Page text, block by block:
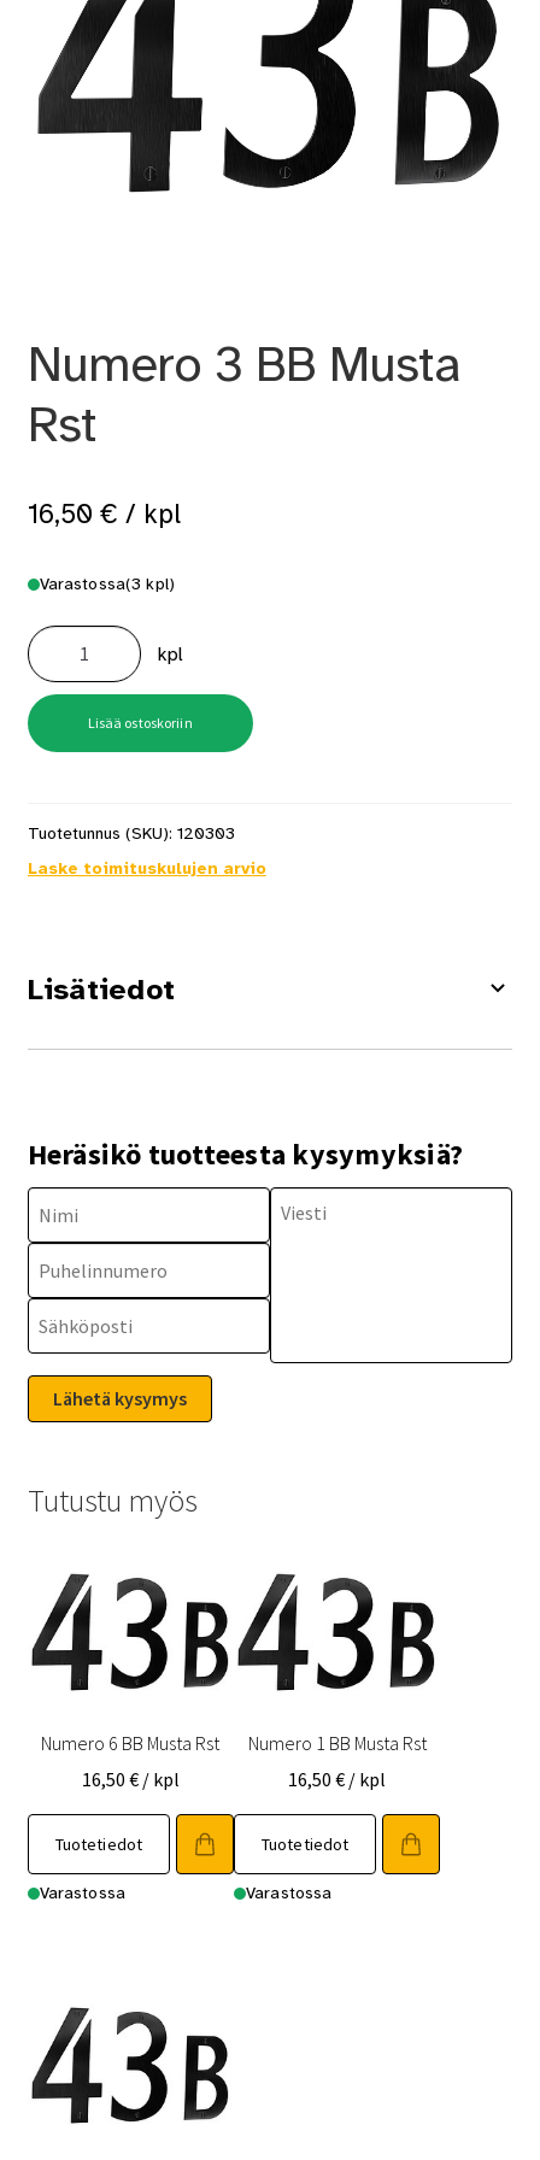
Numero 3 BB Musta
Rst
16,50 € / kpl
Varastossa(3 kpl)
Numero
3
BB
Musta
Rst
määrä
kpl
Lisää ostoskoriin
Tuotetunnus (SKU): 120303
Laske toimituskulujen arvio
Lisätiedot
Heräsikö tuotteesta kysymyksiä?
Tutustu myös
Numero 6 BB Musta Rst
16,50 € / kpl
Tuotetiedot
Varastossa
Numero 1 BB Musta Rst
16,50€ / kpl
Tuotetiedot
Varastossa